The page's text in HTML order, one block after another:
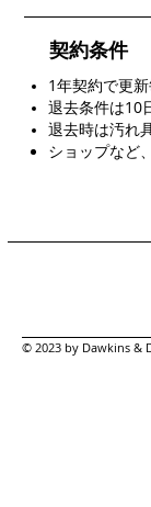
契約条件
1年契約で更
退去条件は10
退去時は汚れ
ショップなど
© 2023 by Dawkins &